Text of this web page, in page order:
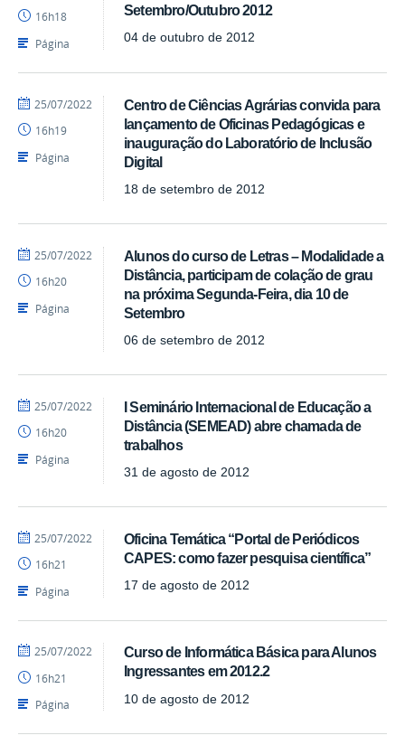
Setembro/Outubro 2012
04 de outubro de 2012
-
SEAD
16h18
Página
Centro de Ciências Agrárias convida para
lançamento de Oficinas Pedagógicas e
inauguração do Laboratório de Inclusão
Digital
18 de setembro de 2012
por
-
SEAD
publicado
25/07/2022
16h19
Página
Alunos do curso de Letras – Modalidade a
Distância, participam de colação de grau
na próxima Segunda-Feira, dia 10 de
Setembro
06 de setembro de 2012
por
-
SEAD
publicado
25/07/2022
16h20
Página
I Seminário Internacional de Educação a
Distância (SEMEAD) abre chamada de
trabalhos
31 de agosto de 2012
por
-
SEAD
publicado
25/07/2022
16h20
Página
Oficina Temática “Portal de Periódicos
CAPES: como fazer pesquisa científica”
17 de agosto de 2012
por
-
SEAD
publicado
25/07/2022
16h21
Página
Curso de Informática Básica para Alunos
Ingressantes em 2012.2
10 de agosto de 2012
por
-
SEAD
publicado
25/07/2022
16h21
Página